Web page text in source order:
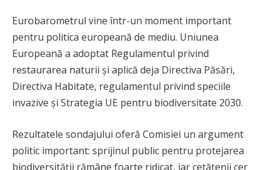
Eurobarometrul vine într-un moment important
pentru politica europeană de mediu. Uniunea
Europeană a adoptat Regulamentul privind
restaurarea naturii și aplică deja Directiva Păsări,
Directiva Habitate, regulamentul privind speciile
invazive și Strategia UE pentru biodiversitate 2030.
Rezultatele sondajului oferă Comisiei un argument
politic important: sprijinul public pentru protejarea
biodiversității rămâne foarte ridicat, iar cetățenii cer